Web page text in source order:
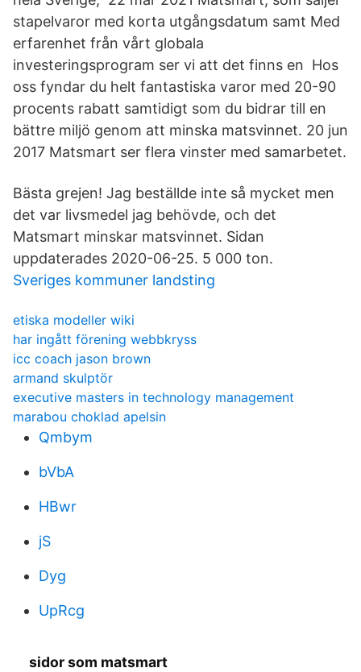
stapelvaror med korta utgångsdatum samt Med
erfarenhet från vårt globala
investeringsprogram ser vi att det finns en Hos
oss fyndar du helt fantastiska varor med 20-90
procents rabatt samtidigt som du bidrar till en
bättre miljö genom att minska matsvinnet. 20 jun
2017 Matsmart ser flera vinster med samarbetet.
Bästa grejen! Jag beställde inte så mycket men
det var livsmedel jag behövde, och det
Matsmart minskar matsvinnet. Sidan
uppdaterades 2020-06-25. 5 000 ton.
Sveriges kommuner landsting
etiska modeller wiki
har ingått förening webbkryss
icc coach jason brown
armand skulptör
executive masters in technology management
marabou choklad apelsin
Qmbym
bVbA
HBwr
jS
Dyg
UpRcg
sidor som matsmart